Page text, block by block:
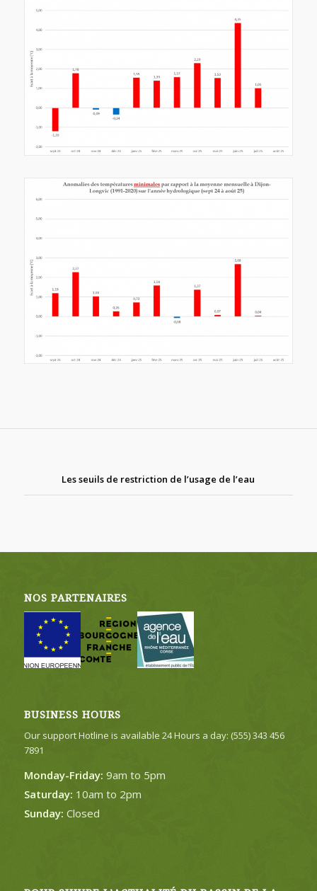
Les seuils de restriction de l’usage de l’eau
NOS PARTENAIRES
BUSINESS HOURS
Our support Hotline is available 24 Hours a day: (555) 343 456
7891
Monday-Friday: 9am to 5pm
Saturday: 10am to 2pm
Sunday: Closed